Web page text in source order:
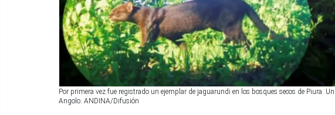
Por primera vez fue registrado un ejemplar de jaguarundi en los bosques secos de Piura.
Angolo. ANDINA/Difusión